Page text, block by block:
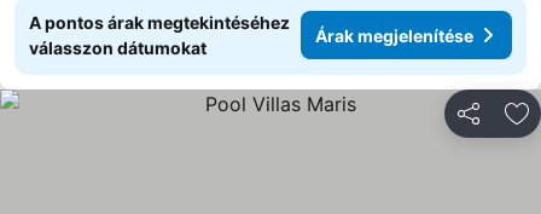
A pontos árak megtekintéséhez
válasszon dátumokat
Árak megjelenítése